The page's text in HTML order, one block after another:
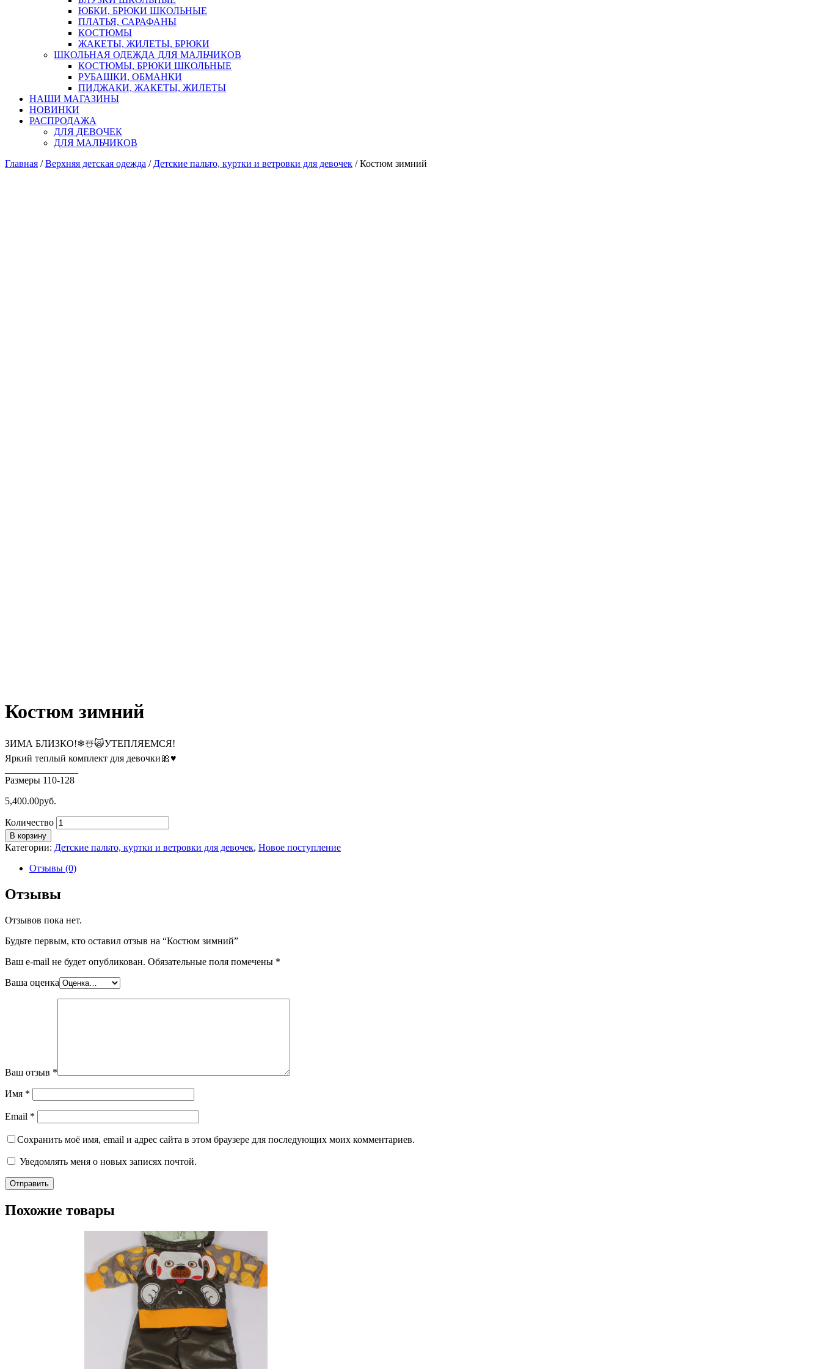
ЮБКИ, БРЮКИ ШКОЛЬНЫЕ
ПЛАТЬЯ, САРАФАНЫ
КОСТЮМЫ
ЖАКЕТЫ, ЖИЛЕТЫ, БРЮКИ
ШКОЛЬНАЯ ОДЕЖДА ДЛЯ МАЛЬЧИКОВ
КОСТЮМЫ, БРЮКИ ШКОЛЬНЫЕ
РУБАШКИ, ОБМАНКИ
ПИДЖАКИ, ЖАКЕТЫ, ЖИЛЕТЫ
НАШИ МАГАЗИНЫ
НОВИНКИ
РАСПРОДАЖА
ДЛЯ ДЕВОЧЕК
ДЛЯ МАЛЬЧИКОВ
Главная /Верхняя детская одежда / Детские пальто, куртки и ветровки для девочек / Костюм зимний
Костюм зимний
ЗИМА БЛИЗКО!❄☃️🙀УТЕПЛЯЕМСЯ!
Яркий теплый комплект для девочки🎀♥️
Размеры 110-128
5,400.00руб.
Количество
В корзину
Категории: Детские пальто, куртки и ветровки для девочек, Новое поступление
Отзывы (0)
Отзывы
Отзывов пока нет.
Будьте первым, кто оставил отзыв на “Костюм зимний”
Ваш e-mail не будет опубликован. Обязательные поля помечены *
Ваша оценка
Ваш отзыв *
Имя *
Email *
Сохранить моё имя, email и адрес сайта в этом браузере для последующих моих комментариев.
Уведомлять меня о новых записях почтой.
Похожие товары